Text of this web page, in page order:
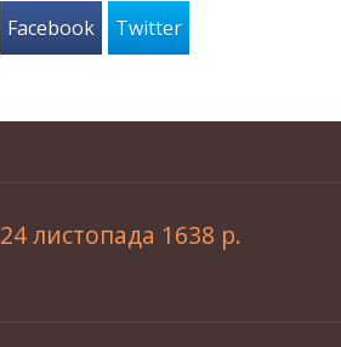
Facebook Twitter
24 листопада 1638 р.